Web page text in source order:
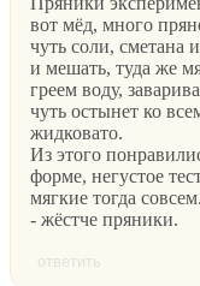
вот мёд, много
чуть соли, сметана
и мешать, туда же
греем воду,
чуть остынет ко
жидковато.
Из этого
форме, негустое
мягкие тогда
- жёстче пряники.
ответить